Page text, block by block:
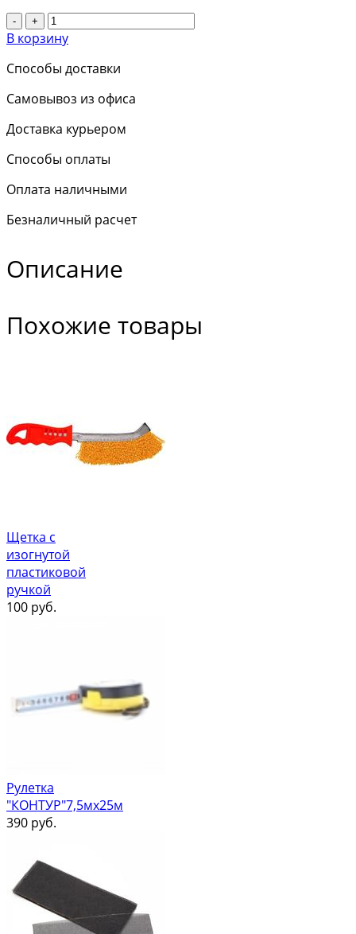
- +
В корзину
Способы доставки
Самовывоз из офиса
Доставка курьером
Способы оплаты
Оплата наличными
Безналичный расчет
Описание
Похожие товары
Щетка с
изогнутой
пластиковой
ручкой
100 руб.
Рулетка
"КОНТУР"7,5мх25м
390 руб.